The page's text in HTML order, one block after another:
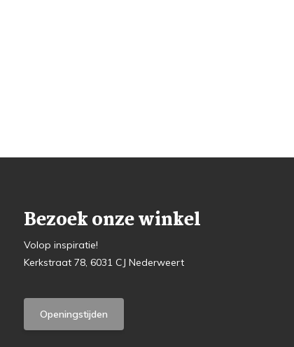
Bezoek onze winkel
Volop inspiratie!
Kerkstraat 78, 6031 CJ Nederweert
Openingstijden